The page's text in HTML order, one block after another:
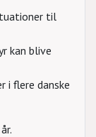
til
kan blive
i flere danske